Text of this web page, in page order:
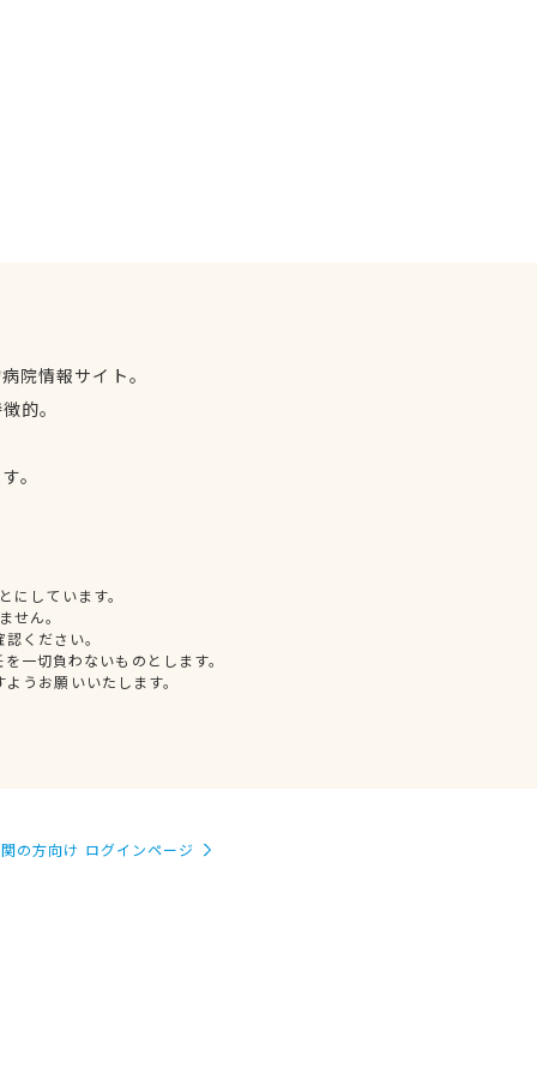
院情報サイト。
的。
。
しています。
せん。
ください。
一切負わないものとします。
うお願いいたします。
の方向け ログインページ